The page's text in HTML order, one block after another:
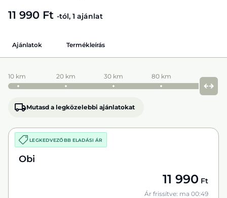
11 990 Ft -tól, 1 ajánlat
Ajánlatok Termékleírás
10 km 20 km 30 km 80 km
Mutasd a legközelebbi ajánlatokat
LEGKEDVEZŐBB ELADÁSI ÁR
Obi
11 990 Ft
Ár frissítve: ma 00:49